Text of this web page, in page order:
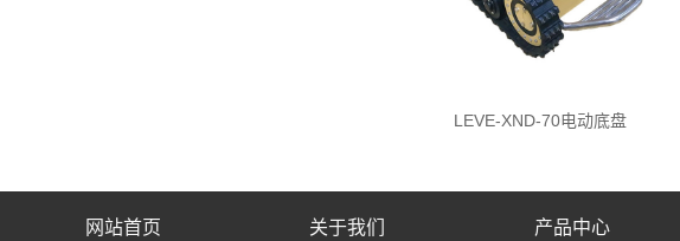
LEVE-XND-70电动底盘
网站首页 关于我们 产品中心